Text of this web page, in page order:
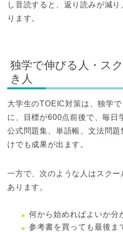
し音読すると、返り読みが減
ります。
独学で伸びる人・ス
き人
大学生のTOEIC対策は、独学
に、目標が600点前後で、毎日
公式問題集、単語帳、文法問
けでも成果が出ます。
一方で、次のような人はスク
あります。
何から始めればよいか分
参考書を買っても最後ま